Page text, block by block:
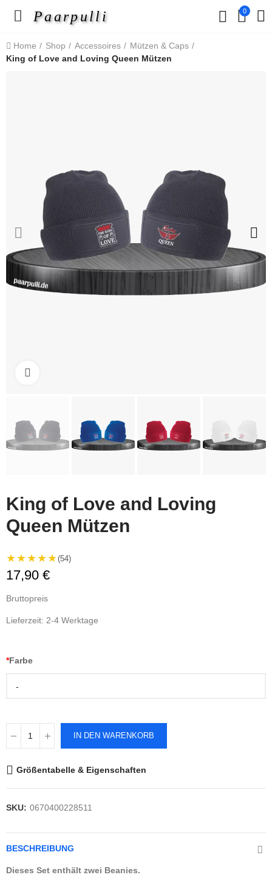
Paarpulli 0
Home Shop Accessoires
Mützen & Caps
King of Love and Loving Queen Mützen
King of Love and Loving
Queen Mützen
★★★★★(54)
17,90 €
Bruttopreis
Lieferzeit: 2-4 Werktage
*Farbe
-
IN DEN WARENKORB
Größentabelle & Eigenschaften
SKU: 0670400228511
BESCHREIBUNG
Dieses Set enthält zwei Beanies.